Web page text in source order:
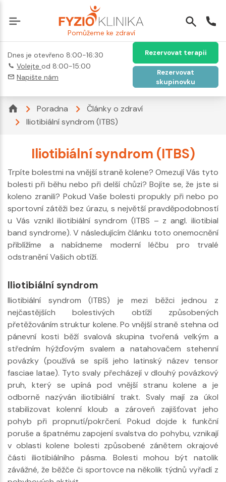
Pomůžeme ke zdraví
Dnes je otevřeno 8:00-16:30
Volejte od 8:00-15:00
Napište nám
Rezervovat terapii
Rezervovat
skupinovku
Poradna
Články o zdraví
Iliotibiální syndrom (ITBS)
Iliotibiální syndrom (ITBS)
Trpíte bolestmi na vnější straně kolene? Omezují Vás tyto
bolesti při běhu nebo při delší chůzi? Bojíte se, že jste si
koleno zranili? Pokud Vaše bolesti propukly při nebo po
sportovní zátěži bez úrazu, s největší pravděpodobností
u Vás vznikl iliotibiální syndrom (ITBS – z angl. iliotibial
band syndrome). V následujícím článku toto onemocnění
přiblížíme a nabídneme moderní léčbu pro trvalé
odstranění Vašich obtíží.
Iliotibiální syndrom
Iliotibiální syndrom (ITBS) je mezi běžci jednou z
nejčastějších bolestivých obtíží způsobených
přetěžováním struktur kolene. Po vnější straně stehna od
pánevní kosti běží svalová skupina tvořená velkým a
středním hýžďovým svalem a natahovačem stehenní
povázky (používá se spíš jeho latinský název tensor
fasciae latae). Tyto svaly přecházejí v dlouhý povázkový
pruh, který se upíná pod vnější stranu kolene a je
odborně nazýván iliotibiální trakt. Svaly mají za úkol
stabilizovat kolenní kloub a zároveň zajišťovat jeho
pohyb při propnutí/pokrčení. Pokud dojde k funkční
poruše a špatnému zapojení svalstva do pohybu, vznikají
v oblasti kolene bolesti způsobené zánětem okrajové
části iliotibiálního pásma. Bolesti mohou být natolik
závážné, že běžče či sportovce na několik týdnů vyřadí z